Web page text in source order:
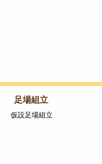
足場組立
仮設足場組立